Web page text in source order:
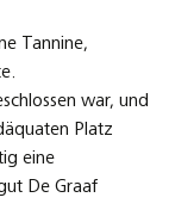
Tannine,
war, und
Platz
eine
De Graaf